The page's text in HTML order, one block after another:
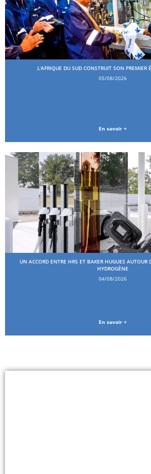
L’AFRIQUE DU SUD CONSTRUIT SON PREMIER
05/08/2026
En savoir +
UN ACCORD ENTRE HRS ET BAKER HUGUES AUTOUR
HYDROGÈNE
04/08/2026
En savoir +